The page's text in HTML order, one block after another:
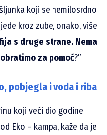
koji se nemilosrdno
kroz zube, onako, više
s druge strane. Nema
obratimo za pomoć?”
pobjegla i voda i riba
koji veći dio godine
Eko – kampa, kaže da je